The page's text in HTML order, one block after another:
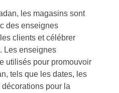
les magasins sont
des enseignes
clients et célébrer
Les enseignes
utilisés pour promouvoir
tels que les dates, les
pour la